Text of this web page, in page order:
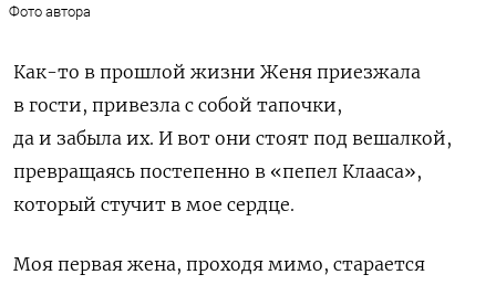
Фото автора
Как-то в прошлой жизни Женя приезжала
в гости, привезла с собой тапочки,
да и забыла их. И вот они стоят под вешалкой,
превращаясь постепенно в «пепел Клааса»,
который стучит в мое сердце.
Моя первая жена, проходя мимо, старается